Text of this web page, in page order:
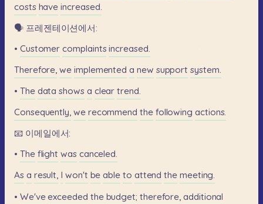
costs have increased.
🗣️ 프레젠테이션에서:
• Customer complaints increased.
Therefore, we implemented a new support system.
• The data shows a clear trend.
Consequently, we recommend the following actions.
📧 이메일에서:
• The flight was canceled.
As a result, I won't be able to attend the meeting.
• We've exceeded the budget; therefore, additional